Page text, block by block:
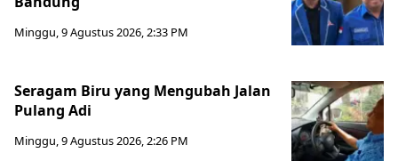
Minggu, 9 Agustus 2026, 2:33 PM
Seragam Biru yang Mengubah Jalan
Pulang Adi
Minggu, 9 Agustus 2026, 2:26 PM